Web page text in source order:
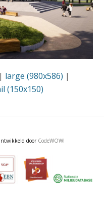
| large (980x586) |
(150x150)
door CodeWOW!